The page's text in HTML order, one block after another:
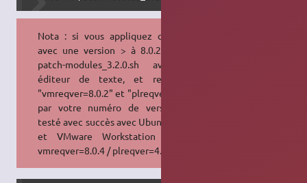
Nota : si vous appliquez ce patch
avec une version > à 8.0.2, ouvrez
patch-modules_3.2.0.sh avec un
éditeur de texte, et remplacez
"vmreqver=8.0.2" et "plreqver=4.0.2"
par votre numéro de version (ex
testé avec succès avec Ubuntu 12.04
et VMware Workstation 8.0.4 :
vmreqver=8.0.4 / plreqver=4.0.4)